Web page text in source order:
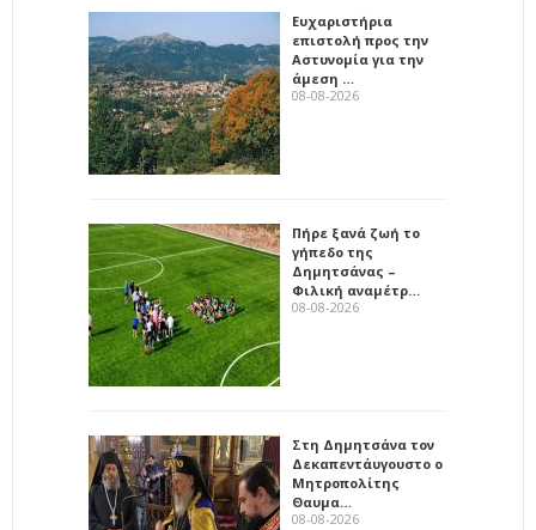
Ευχαριστήρια
επιστολή προς την
Αστυνομία για την
άμεση …
08-08-2026
Πήρε ξανά ζωή το
γήπεδο της
Δημητσάνας –
Φιλική αναμέτρ…
08-08-2026
Στη Δημητσάνα τον
Δεκαπεντάυγουστο ο
Μητροπολίτης
Θαυμα…
08-08-2026